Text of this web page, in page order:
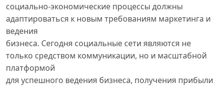
социально-экономические процессы должны
адаптироваться к новым требованиям маркетинга и
ведения
бизнеса. Сегодня социальные сети являются не
только средством коммуникации, но и масштабной
платформой
для успешного ведения бизнеса, получения прибыли